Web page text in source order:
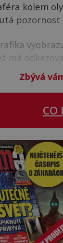
kolem
má
Zbývá
CO